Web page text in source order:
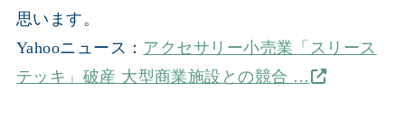
思います。
Yahooニュース： アクセサリー小売業「スリース
テッキ」破産 大型商業施設との競合 …